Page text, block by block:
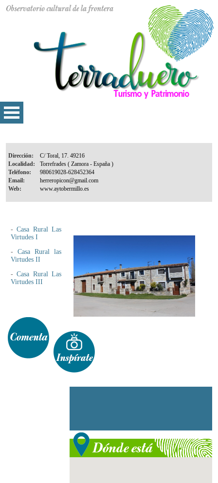
Dirección:
Localidad:
Teléfono:
Email:
Web:
-Casa Rural Las
Virtudes I
- Casa Rural las
Virtudes II
-Casa Rural Las
Virtudes III